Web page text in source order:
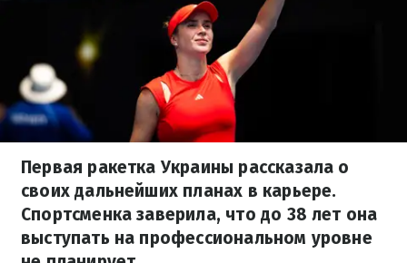
Первая ракетка Украины рассказала о
своих дальнейших планах в карьере.
Спортсменка заверила, что до 38 лет она
выступать на профессиональном уровне